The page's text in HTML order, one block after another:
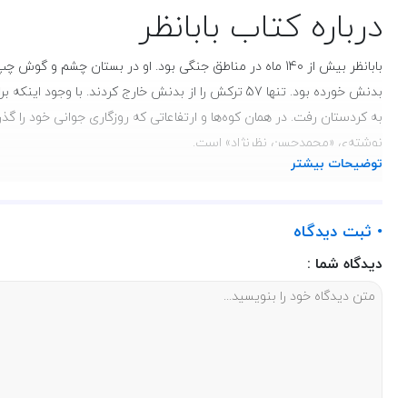
درباره کتاب بابانظر
به کردستان رفت. در همان کوه‌ها و ارتفاعاتی که روزگاری جوانی خود را
نوشته‌ی‌ «محمدحسن نظرنژاد» است.
ورزیده و به صراحت عنوان می‌‌کنند که پدیده دفاع مقدس را باید
بیضایی است سندی روشن و قاطع بر این مدعاست که دریچه تازه‌ای به
عرصه عمل و میدان زندگی و مبارزات خویش تحقق بخشید و نام تابناک
نیست بلکه آن‌ها را به حقایق قابل لمس و زنده‌ای تبدیل می‌‌کند که از
توضیحات بیشتر
• ثبت دیدگاه
دیدگاه شما :